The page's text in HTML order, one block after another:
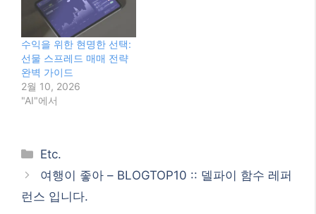
수익을 위한 현명한 선택:
선물 스프레드 매매 전략
완벽 가이드
2월 10, 2026
"AI"에서
Categories
Etc.
여행이 좋아 – BLOGTOP10 :: 델파이 함수 레퍼
런스 입니다.